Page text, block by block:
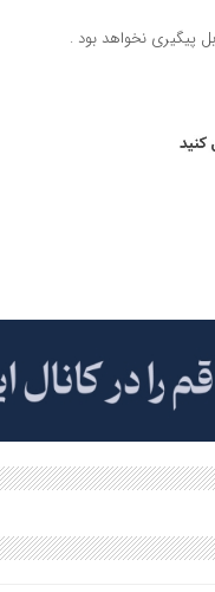
پیگیری نخواهد بود .